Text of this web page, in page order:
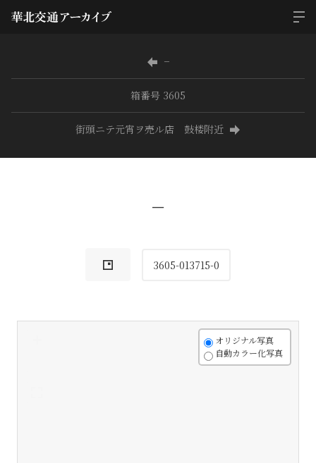
−
箱番号 3605
街頭ニテ元宵ヲ売ル店 鼓楼附近
−
3605-013715-0
オリジナル写真
自動カラー化写真